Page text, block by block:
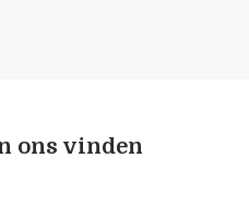
ons vinden